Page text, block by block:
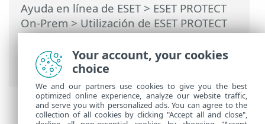
Ayuda en línea de ESET> ESET PROTECT
On-Prem>Utilización de ESET PROTECT
On-Prem>ESET PROTECT On-Prem Menú
principal
>Ordenadores>Grupos>
Asignar una política a un grupo
Your account, your cookies
choice
We and our partners use cookies to give you the best
optimized online experience, analyze our website traffic,
and serve you with personalized ads. You can agree to the
collection of all cookies by clicking "Accept all and close",